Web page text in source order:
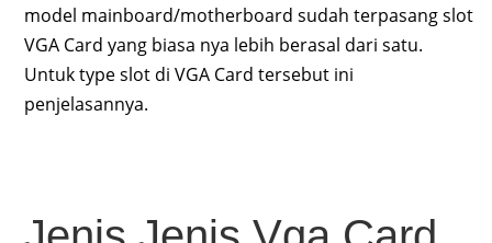
model mainboard/motherboard sudah terpasang slot
VGA Card yang biasa nya lebih berasal dari satu.
Untuk type slot di VGA Card tersebut ini
penjelasannya.